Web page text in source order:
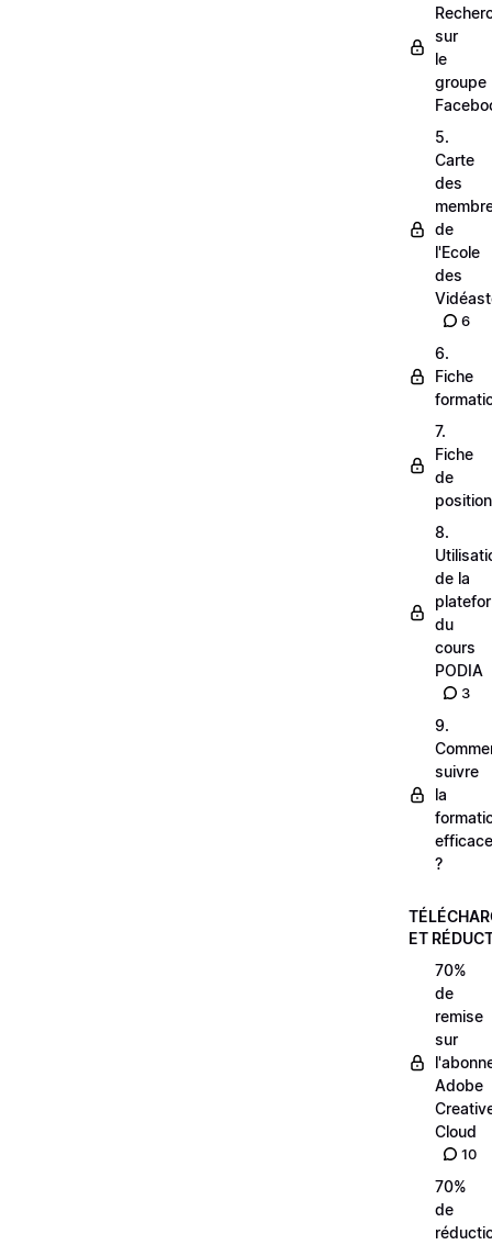
sur
le
groupe
5.
Carte
des
de
l'Ecole
des
6
6.
Fiche
7.
Fiche
de
8.
de la
du
cours
PODIA
3
9.
suivre
la
?
ET
70%
de
remise
sur
Adobe
Cloud
10
70%
de